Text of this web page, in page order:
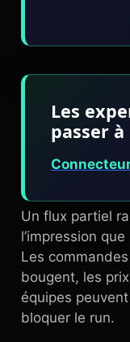
Les
passer à
Un flux partiel
l’impression
Les
bougent, les
équipes
bloquer le run.